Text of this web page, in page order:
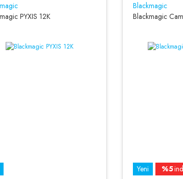
PYXIS 12K
Blackmagic
Blackmagic
Yeni %5